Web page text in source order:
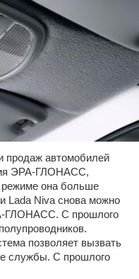
продаж автомобилей
ЭРА-ГЛОНАСС,
режиме она больше
Lada Niva снова можно
ГЛОНАСС. С прошлого
позволяет вызвать
службы. С прошлого